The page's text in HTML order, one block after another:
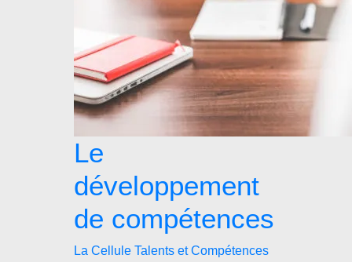
Le
développement
de compétences
La Cellule Talents et Compétences